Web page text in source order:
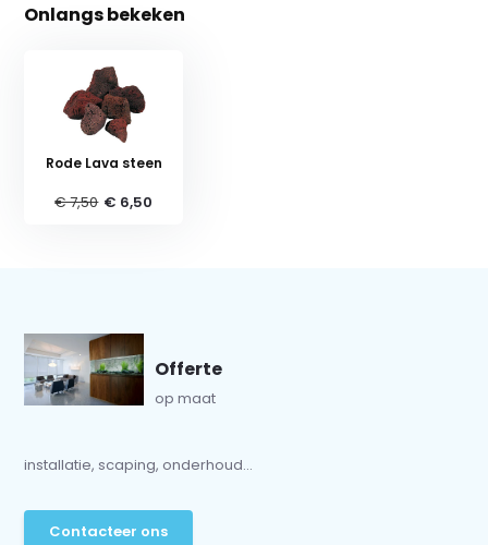
Onlangs bekeken
Rode Lava steen
€ 7,50 € 6,50
Offerte
op maat
installatie, scaping, onderhoud...
Contacteer ons